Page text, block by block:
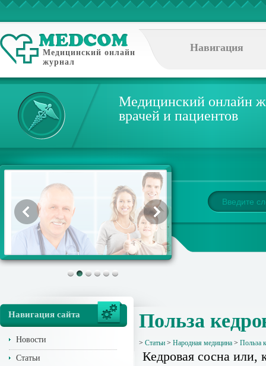
Медицинский онлайн
журнал
Навигация
Медицинский онлайн
врачей и пациентов
Навигация сайта
Новости
Статьи
Польза
> Статьи > Народная медицина > Польза
Кедровая сосна или,